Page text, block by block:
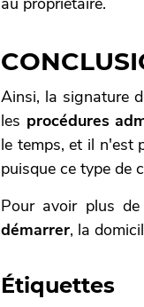
Ainsi, la signature
les procédures
le temps, et il n'est
puisque ce type de
Pour avoir plus de
démarrer, la
Étiquettes